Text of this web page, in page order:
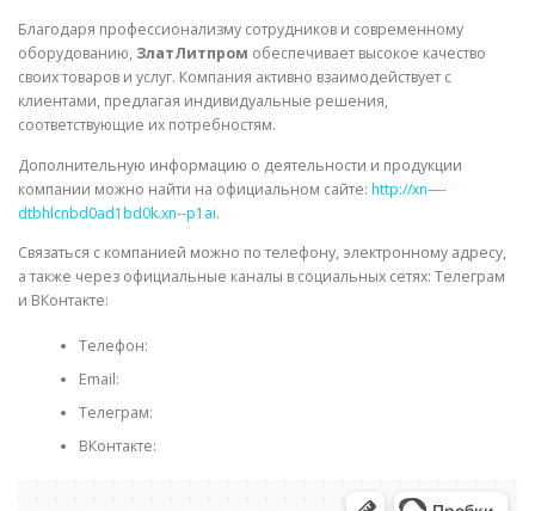
Благодаря профессионализму сотрудников и современному
оборудованию, ЗлатЛитпром обеспечивает высокое качество
своих товаров и услуг. Компания активно взаимодействует с
клиентами, предлагая индивидуальные решения,
соответствующие их потребностям.
Дополнительную информацию о деятельности и продукции
компании можно найти на официальном сайте: http://xn—-
dtbhlcnbd0ad1bd0k.xn--p1ai.
Связаться с компанией можно по телефону, электронному адресу,
а также через официальные каналы в социальных сетях: Телеграм
и ВКонтакте:
Телефон:
Email:
Телеграм:
ВКонтакте: